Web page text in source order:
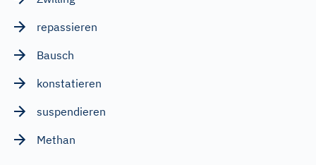
repassieren
Bausch
konstatieren
suspendieren
Methan